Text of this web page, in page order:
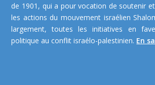
de 1901, qui a pour vocation de soutenir
les actions du mouvement israélien
largement, toutes les initiatives en
politique au conflit israélo-palestinien. En